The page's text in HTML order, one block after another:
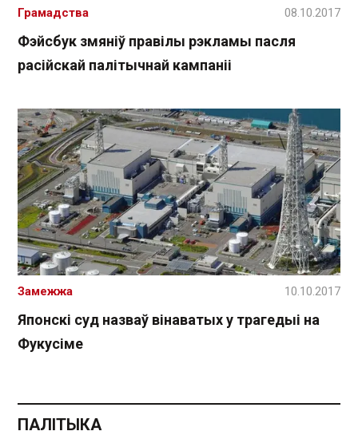
Фэйсбук змяніў правілы рэкламы пасля
расійскай палітычнай кампаніі
Грамадства 08.10.2017
Японскі суд назваў вінаватых у трагедыі на
Фукусіме
Замежжа 10.10.2017
ПАЛІТЫКА